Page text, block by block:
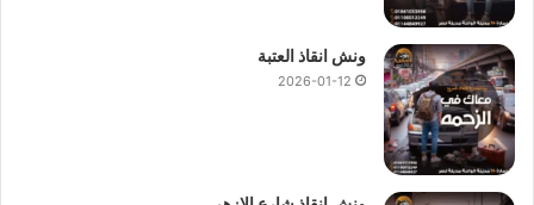
ونش انقاذ العتبة
2026-01-12